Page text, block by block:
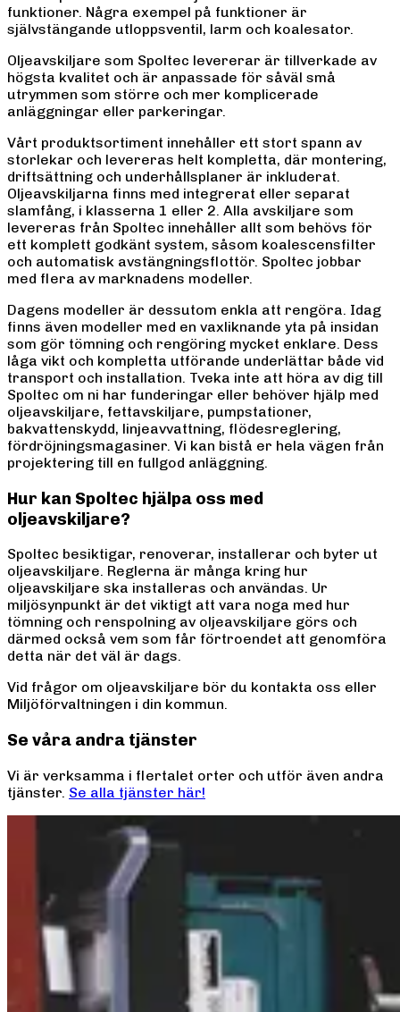
funktioner. Några exempel på funktioner är
självstängande utloppsventil, larm och koalesator.
Oljeavskiljare som Spoltec levererar är tillverkade av
högsta kvalitet och är anpassade för såväl små
utrymmen som större och mer komplicerade
anläggningar eller parkeringar.
Vårt produktsortiment innehåller ett stort spann av
storlekar och levereras helt kompletta, där montering,
driftsättning och underhållsplaner är inkluderat.
Oljeavskiljarna finns med integrerat eller separat
slamfång, i klasserna 1 eller 2. Alla avskiljare som
levereras från Spoltec innehåller allt som behövs för
ett komplett godkänt system, såsom koalescensfilter
och automatisk avstängningsflottör. Spoltec jobbar
med flera av marknadens modeller.
Dagens modeller är dessutom enkla att rengöra. Idag
finns även modeller med en vaxliknande yta på insidan
som gör tömning och rengöring mycket enklare. Dess
låga vikt och kompletta utförande underlättar både vid
transport och installation. Tveka inte att höra av dig till
Spoltec om ni har funderingar eller behöver hjälp med
oljeavskiljare, fettavskiljare, pumpstationer,
bakvattenskydd, linjeavvattning, flödesreglering,
fördröjningsmagasiner. Vi kan bistå er hela vägen från
projektering till en fullgod anläggning.
Hur kan Spoltec hjälpa oss med
oljeavskiljare?
Spoltec besiktigar, renoverar, installerar och byter ut
oljeavskiljare. Reglerna är många kring hur
oljeavskiljare ska installeras och användas. Ur
miljösynpunkt är det viktigt att vara noga med hur
tömning och renspolning av oljeavskiljare görs och
därmed också vem som får förtroendet att genomföra
detta när det väl är dags.
Vid frågor om oljeavskiljare bör du kontakta oss eller
Miljöförvaltningen i din kommun.
Se våra andra tjänster
Vi är verksamma i flertalet orter och utför även andra
tjänster. Se alla tjänster här!